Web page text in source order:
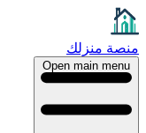
منصة منزلك
Open main menu